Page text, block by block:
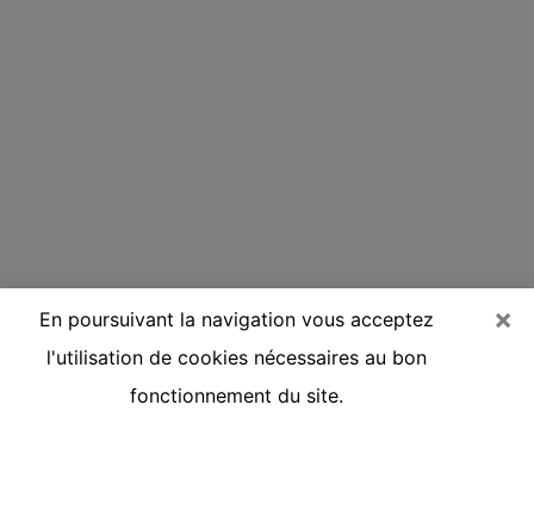
×
En poursuivant la navigation vous acceptez
l'utilisation de cookies nécessaires au bon
fonctionnement du site.